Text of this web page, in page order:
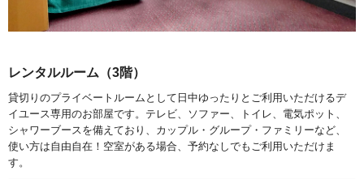
レンタルルーム（3階）
貸切りのプライベートルームとして日中ゆったりとご利用いただけるデ
イユース専用のお部屋です。テレビ、ソファー、トイレ、電気ポット、
シャワーブースを備えており、カップル・グループ・ファミリーなど、
使い方は自由自在！空室がある場合、予約なしでもご利用いただけま
す。